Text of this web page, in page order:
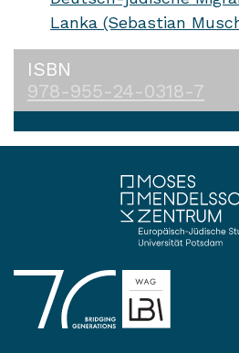
Lanka (Sebastian
ISBN
978-955-24-0318-7